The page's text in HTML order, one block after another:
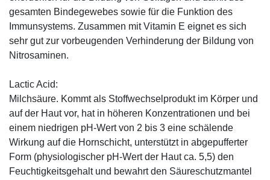
gesamten Bindegewebes sowie für die Funktion des
Immunsystems. Zusammen mit Vitamin E eignet es sich
sehr gut zur vorbeugenden Verhinderung der Bildung von
Nitrosaminen.
Lactic Acid:
Milchsäure. Kommt als Stoffwechselprodukt im Körper und
auf der Haut vor, hat in höheren Konzentrationen und bei
einem niedrigen pH-Wert von 2 bis 3 eine schälende
Wirkung auf die Hornschicht, unterstützt in abgepufferter
Form (physiologischer pH-Wert der Haut ca. 5,5) den
Feuchtigkeitsgehalt und bewahrt den Säureschutzmantel